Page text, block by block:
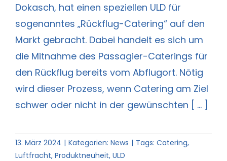
Dokasch, hat einen speziellen ULD für
sogenanntes „Rückflug-Catering“ auf den
Markt gebracht. Dabei handelt es sich um
die Mitnahme des Passagier-Caterings für
den Rückflug bereits vom Abflugort. Nötig
wird dieser Prozess, wenn Catering am Ziel
schwer oder nicht in der gewünschten [ ... ]
13. März 2024 | Kategorien: News | Tags: Catering,
Luftfracht, Produktneuheit, ULD